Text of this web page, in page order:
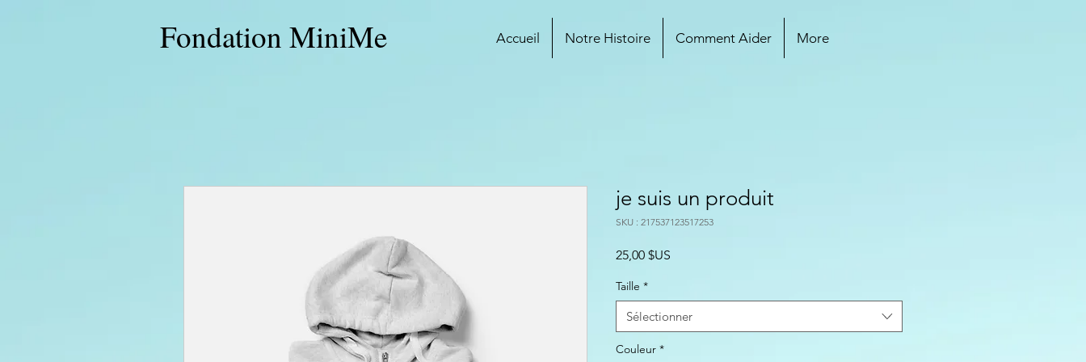
Fondation MiniMe Accueil Notre Histoire Comment Aider More
je suis un produit
SKU : 217537123517253
25,00 $US
Taille *
Sélectionner
Couleur *